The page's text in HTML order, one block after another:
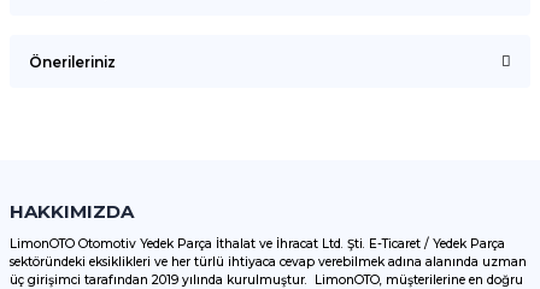
Önerileriniz
Görüş ve önerileriniz için teşekkür ederiz.
Ürün resmi kalitesiz, bozuk veya görüntülenemiyor.
HAKKIMIZDA
LimonOTO Otomotiv Yedek Parça İthalat ve İhracat Ltd. Şti. E-Ticaret / Yedek Parça
sektöründeki eksiklikleri ve her türlü ihtiyaca cevap verebilmek adına alanında uzman
üç girişimci tarafından 2019 yılında kurulmuştur. LimonOTO, müşterilerine en doğru